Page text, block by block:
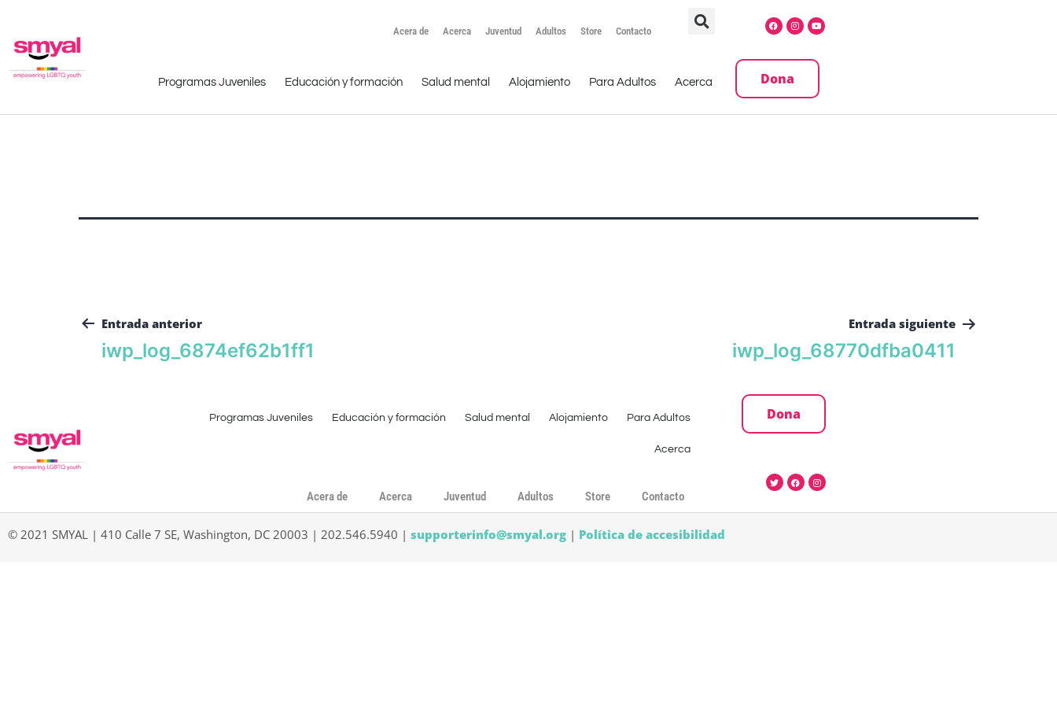
Acera de Acerca Juventud Adultos Store Contacto
Programas Juveniles Educación y formación Salud mental Alojamiento Para Adultos Acerca Dona
Entrada anterior
iwp_log_6874ef62b1ff1
Entrada siguiente
iwp_log_68770dfba0411
Programas Juveniles Educación y formación Salud mental Alojamiento Para Adultos
Acerca
Dona
Acera de Acerca Juventud Adultos Store Contacto
© 2021 SMYAL | 410 Calle 7 SE, Washington, DC 20003 | 202.546.5940 | supporterinfo@smyal.org | Política de accesibilidad